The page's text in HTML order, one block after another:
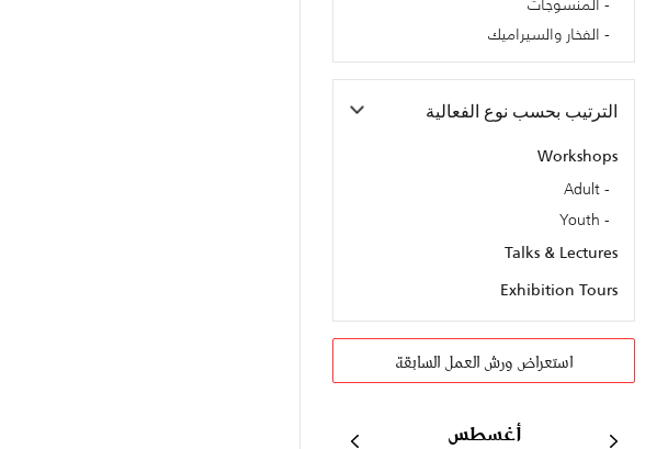
الفخار والسيراميك
الترتيب بحسب نوع الفعالية
Workshops
Adult
Youth
Talks & Lectures
Exhibition Tours
استعراض ورش العمل السابقة
أغسطس